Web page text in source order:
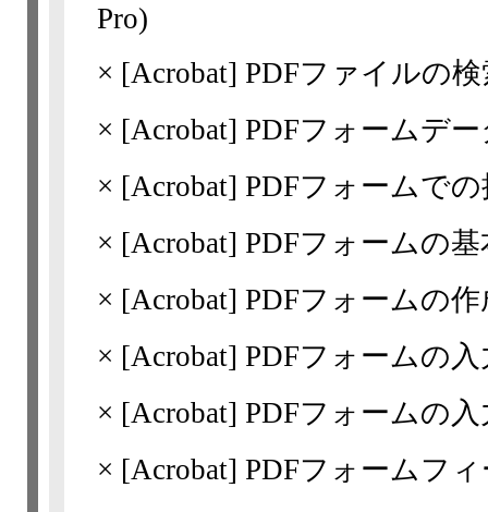
Pro)
× [Acrobat] PDFファイルの検
× [Acrobat] PDFフォームデ
× [Acrobat] PDFフォームで
× [Acrobat] PDFフォームの基
× [Acrobat] PDFフォームの
× [Acrobat] PDFフォームの入
× [Acrobat] PDFフォームの
× [Acrobat] PDFフォームフ